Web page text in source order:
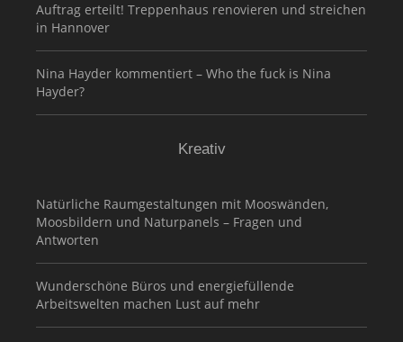
Auftrag erteilt! Treppenhaus renovieren und streichen
in Hannover
Nina Hayder kommentiert – Who the fuck is Nina
Hayder?
Kreativ
Natürliche Raumgestaltungen mit Mooswänden,
Moosbildern und Naturpanels – Fragen und
Antworten
Wunderschöne Büros und energiefüllende
Arbeitswelten machen Lust auf mehr